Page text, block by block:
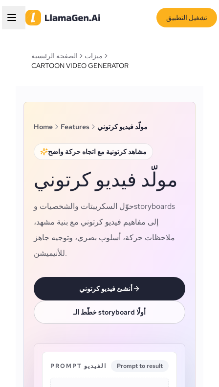
تشغيل التطبيق
الصفحة الرئيسية
ميزات
CARTOON VIDEO GENERATOR
Home Features مولّد فيديو كرتوني
مشاهد كرتونية مع اتجاه حركة واضح
مولّد فيديو كرتوني
حوّل السكريبتات والشخصيات وstoryboards
إلى مفاهيم فيديو كرتوني مع بنية مشهد،
ملاحظات حركة، أسلوب بصري، وتوجيه جاهز
للأنيميشن.
أنشئ فيديو كرتوني
خطّط الـ storyboard أولًا
PROMPT الفيديو Prompt to result